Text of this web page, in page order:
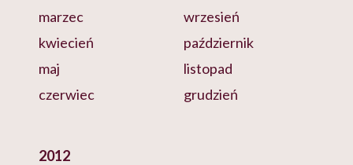
marzec
kwiecień
maj
czerwiec
wrzesień
październik
listopad
grudzień
2012